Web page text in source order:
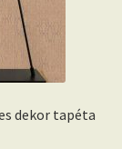
dekor tapéta